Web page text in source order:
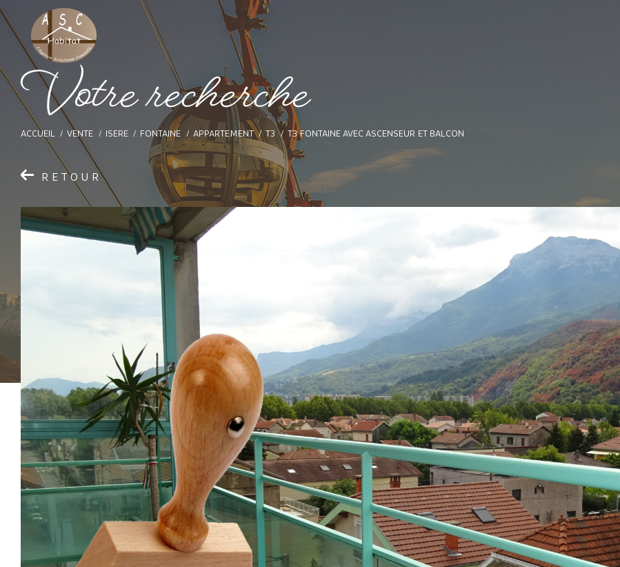
Voterecherche
ACCUEIL VENTE ISERE FONTAINE APPARTEMENT T3 T3 FONTAINE AVEC ASCENSEUR ET BALCON
RETOUR